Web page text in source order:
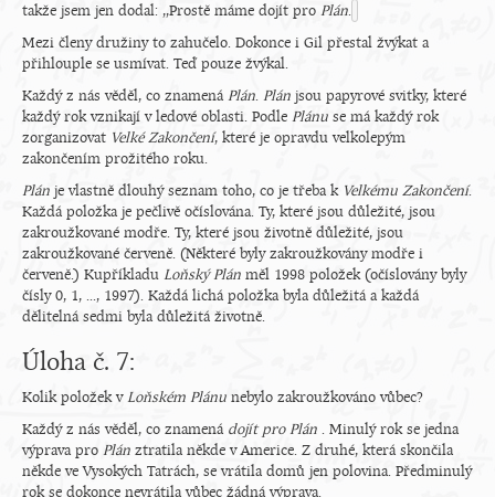
takže jsem jen dodal: ,,Prostě máme dojít pro Plán.
Mezi členy družiny to zahučelo. Dokonce i Gil přestal žvýkat a
přihlouple se usmívat. Teď pouze žvýkal.
Každý z nás věděl, co znamená Plán. Plán jsou papyrové svitky, které
každý rok vznikají v ledové oblasti. Podle Plánu se má každý rok
zorganizovat Velké Zakončení, které je opravdu velkolepým
zakončením prožitého roku.
Plán je vlastně dlouhý seznam toho, co je třeba k Velkému Zakončení.
Každá položka je pečlivě očíslována. Ty, které jsou důležité, jsou
zakroužkované modře. Ty, které jsou životně důležité, jsou
zakroužkované červeně. (Některé byly zakroužkovány modře i
červeně.) Kupříkladu Loňský Plán měl 1998 položek (očíslovány byly
čísly 0, 1, ..., 1997). Každá lichá položka byla důležitá a každá
dělitelná sedmi byla důležitá životně.
Úloha č. 7:
Kolik položek vLoňském Plánu nebylo zakroužkováno vůbec?
Každý z nás věděl, co znamená dojít pro Plán . Minulý rok se jedna
výprava pro Plán ztratila někde v Americe. Z druhé, která skončila
někde ve Vysokých Tatrách, se vrátila domů jen polovina. Předminulý